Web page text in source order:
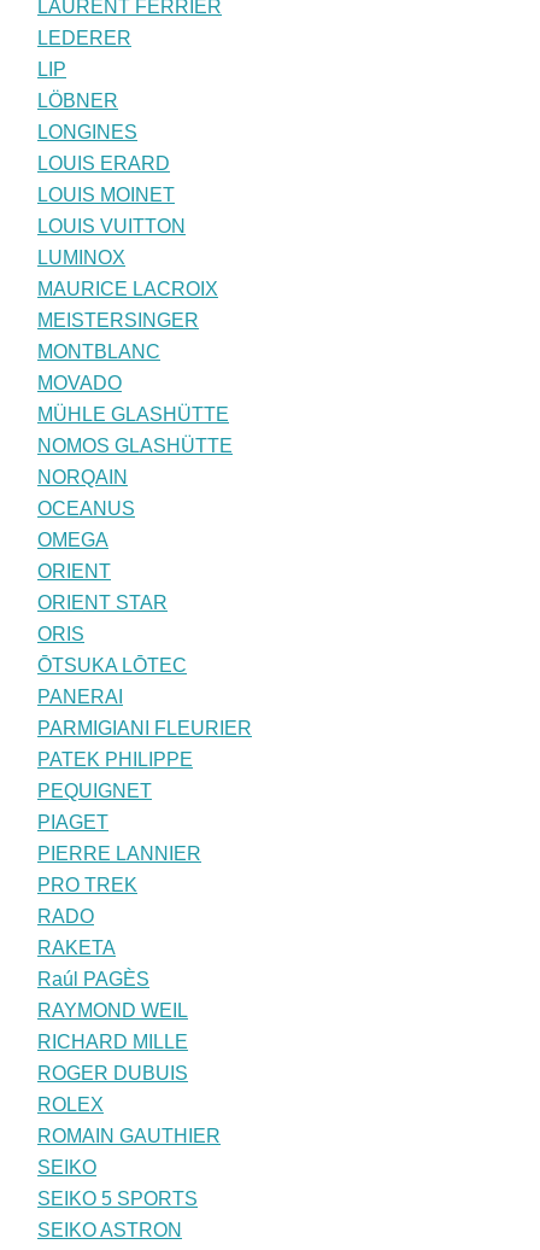
LAURENT FERRIER
LEDERER
LIP
LÖBNER
LONGINES
LOUIS ERARD
LOUIS MOINET
LOUIS VUITTON
LUMINOX
MAURICE LACROIX
MEISTERSINGER
MONTBLANC
MOVADO
MÜHLE GLASHÜTTE
NOMOS GLASHÜTTE
NORQAIN
OCEANUS
OMEGA
ORIENT
ORIENT STAR
ORIS
ŌTSUKA LŌTEC
PANERAI
PARMIGIANI FLEURIER
PATEK PHILIPPE
PEQUIGNET
PIAGET
PIERRE LANNIER
PRO TREK
RADO
RAKETA
Raúl PAGÈS
RAYMOND WEIL
RICHARD MILLE
ROGER DUBUIS
ROLEX
ROMAIN GAUTHIER
SEIKO
SEIKO 5 SPORTS
SEIKO ASTRON